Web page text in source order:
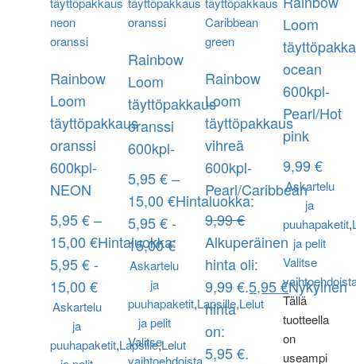
Rainbow
Loom
täyttöpakkaus
oranssi
600kpl-
NEON
5,95€–
15,00 €Hintaluokka:
5,95 € -
15,00 €
Askartelu
ja
puuhapaketit,Lapsille,Lelut
Rainbow
Loom
täyttöpakkaus
oranssi
600kpl-
5,95€ –
15,00 €Hintaluokka:
5,95 € -
15,00 €
Askartelu
ja
puuhapaketit,Lapsille,Lelut
ja pelit
Valitse
vaihtoehdoista
Rainbow
Loom
täyttöpakkaus
vihreä
600kpl-
Pearl/Caribbean
9,99€
Alkuperäinen
hinta oli:
9,99 €.5,95€Nykyinen
hinta
on:
5,95 €.
Loom
ocean
600kpl-
Pearl/Hot
pink
9,99€
Askartelu
ja
puuhapaketit,
ja pelit
Valitse
Tällä
tuotteella
on
useampi